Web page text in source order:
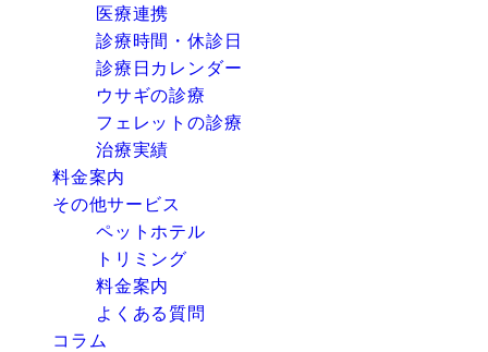
医療連携
診療時間・休診日
診療日カレンダー
ウサギの診療
フェレットの診療
治療実績
料金案内
その他サービス
ペットホテル
トリミング
料金案内
よくある質問
コラム